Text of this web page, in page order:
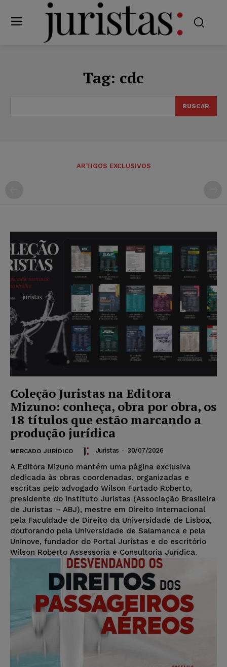
Tag: cdc
BUSCAR
ARTIGOS EXCLUSIVOS
Coleção Juristas na Editora
Mizuno: conheça, obra por obra, os
18 títulos que estão marcando a
produção jurídica
MERCADO JURÍDICO Juristas - 30/07/2026
A Editora Mizuno mantém uma página exclusiva
dedicada às obras coordenadas, organizadas e
escritas pelo advogado Wilson Furtado Roberto,
presidente do Instituto Juristas (Associação Brasileira
de Juristas – ABJ), mestre em Direito Internacional
pela Faculdade de Direito da Universidade de Lisboa,
doutorando pela Universidade de Salamanca e pela
Uninove, fundador do Portal Juristas e do escritório
Wilson Roberto Assessoria e Consultoria Jurídica.